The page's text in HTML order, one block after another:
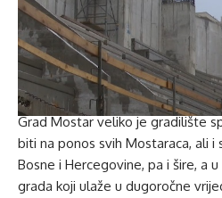
Grad Mostar veliko je gradilište
biti na ponos svih Mostaraca, ali i
Bosne i Hercegovine, pa i šire, a
grada koji ulaže u dugoročne